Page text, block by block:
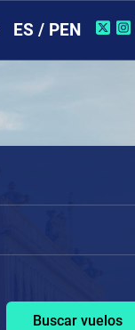
ES / PEN
Buscar vuelos